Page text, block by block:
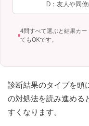
D：友人や同
4問すべて選ぶと結果カ
てもOKです。
診断結果のタイプを頭
の対処法を読み進める
すくなります。